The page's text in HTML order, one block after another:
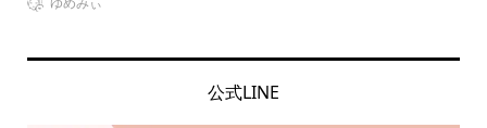
公式LINE